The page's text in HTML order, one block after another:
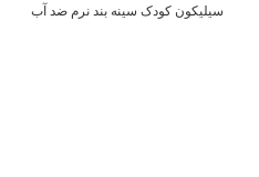
سیلیکون کودک سینه بند نرم ضد آب